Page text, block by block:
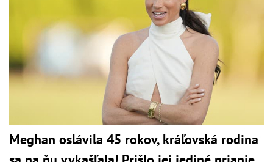
Meghan oslávila 45 rokov, kráľovská rodina